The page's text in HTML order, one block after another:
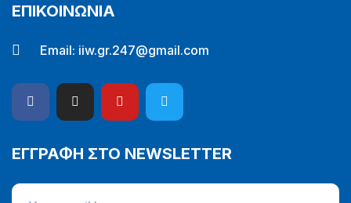
ΕΠΙΚΟΙΝΩΝΙΑ
Email: iiw.gr.247@gmail.com
ΕΓΓΡΑΦΗ ΣΤΟ NEWSLETTER